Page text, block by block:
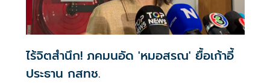
ไร้จิตสำนึก! ภคมนอัด 'หมอสรณ' ยื้อเก้าอี้
ประธาน กสทช.